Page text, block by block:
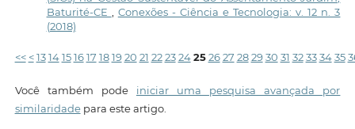
Baturité-CE , Conexões - Ciência e Tecnologia: v. 12 n. 3
(2018)
<< < 13 14 15 16 17 18 19 20 21 22 23 24 25 26 27 28 29 30 31 32 33 34 35
Você também pode iniciar uma pesquisa avançada por
similaridadepara este artigo.